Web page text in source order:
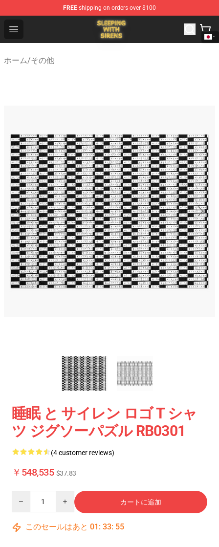
FREE shipping on orders over $100
Open menu
Sleeping With Sirens Store - Official Sleeping With
ホーム/その他
睡眠 と サイレン ロゴ T シャ
ツ ジグソーパズル RB0301
(4 customer reviews)
￥548,535 $37.83
カートに追加
このセールはあと 01 : 33: 54